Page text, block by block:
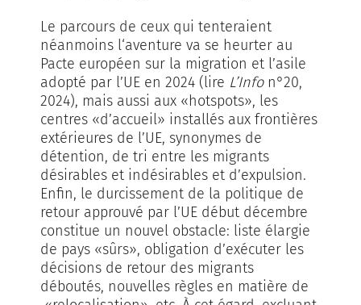
Le parcours de ceux qui tenteraient
néanmoins l‘aventure va se heurter au
Pacte européen sur la migration et l’asile
adopté par l’UE en 2024 (lire L’Infon°20,
2024), mais aussi aux «hotspots», les
centres «d’accueil» installés aux frontières
extérieures de l’UE, synonymes de
détention, de tri entre les migrants
désirables et indésirables et d’expulsion.
Enfin, le durcissement de la politique de
retour approuvé par l’UE début décembre
constitue un nouvel obstacle: liste élargie
de pays «sûrs», obligation d’exécuter les
décisions de retour des migrants
déboutés, nouvelles règles en matière de